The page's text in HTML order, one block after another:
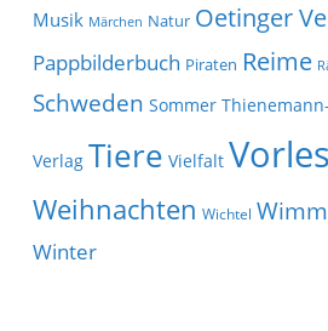
Musik Märchen Natur Oetinger
Pappbilderbuch Piraten Reime
Schweden Sommer
Verlag Tiere Vielfalt
Weihnachten Wichtel
Winter